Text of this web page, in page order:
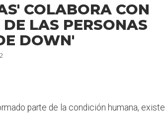
COLABORA CON
LAS PERSONAS
DOWN'
parte de la condición humana, existe